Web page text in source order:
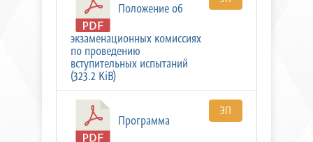
Положение об
экзаменационных комиссиях
по проведению
вступительных испытаний
(323.2 KiB)
Программа
ЭП